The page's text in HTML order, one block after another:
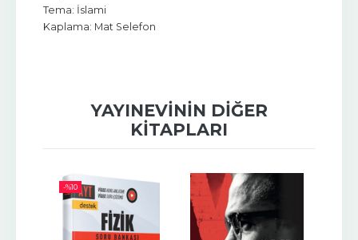
Tema: İslami
Kaplama: Mat Selefon
YAYINEVININ DIĞER
KITAPLARI
-%10